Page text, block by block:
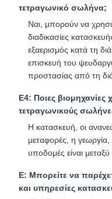
τετραγωνικό σωλήνα;
Ναι, μπορούν να
διαδικασίες
εξαερισμός κατά τη
επισκευή του
προστασίας από τη
Ε4: Ποιες βιομηχανίες
τετραγωνικούς
Η κατασκευή, οι
μεταφορές, η
υποδομές είναι
Ε: Μπορείτε να
και υπηρεσίες